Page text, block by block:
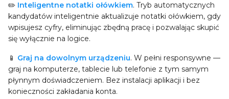
✏️ Inteligentne notatki ołówkiem. Tryb automatycznych
kandydatów inteligentnie aktualizuje notatki ołówkiem, gdy
wpisujesz cyfry, eliminując zbędną pracę i pozwalając skupić
się wyłącznie na logice.
📱 Graj na dowolnym urządzeniu. W pełni responsywne —
graj na komputerze, tablecie lub telefonie z tym samym
płynnym doświadczeniem. Bez instalacji aplikacji i bez
konieczności zakładania konta.